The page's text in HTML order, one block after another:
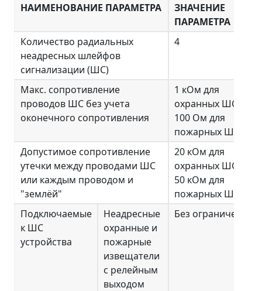
НАИМЕНОВАНИЕ ПАРАМЕТРА
ЗНАЧЕНИЕ
ПАРАМЕТРА
Количество радиальных
неадресных шлейфов
сигнализации (ШС)
4
Макс. сопротивление
проводов ШС без учета
оконечного сопротивления
1 кОм для
охранных ШС,
100 Ом для
пожарных ШС
Допустимое сопротивление
утечки между проводами ШС
или каждым проводом и
"землёй"
20 кОм для
охранных ШС,
50 кОм для
пожарных ШС
Подключаемые
к ШС
устройства
Неадресные
охранные и
пожарные
извещатели
с релейным
выходом
Без ограничений